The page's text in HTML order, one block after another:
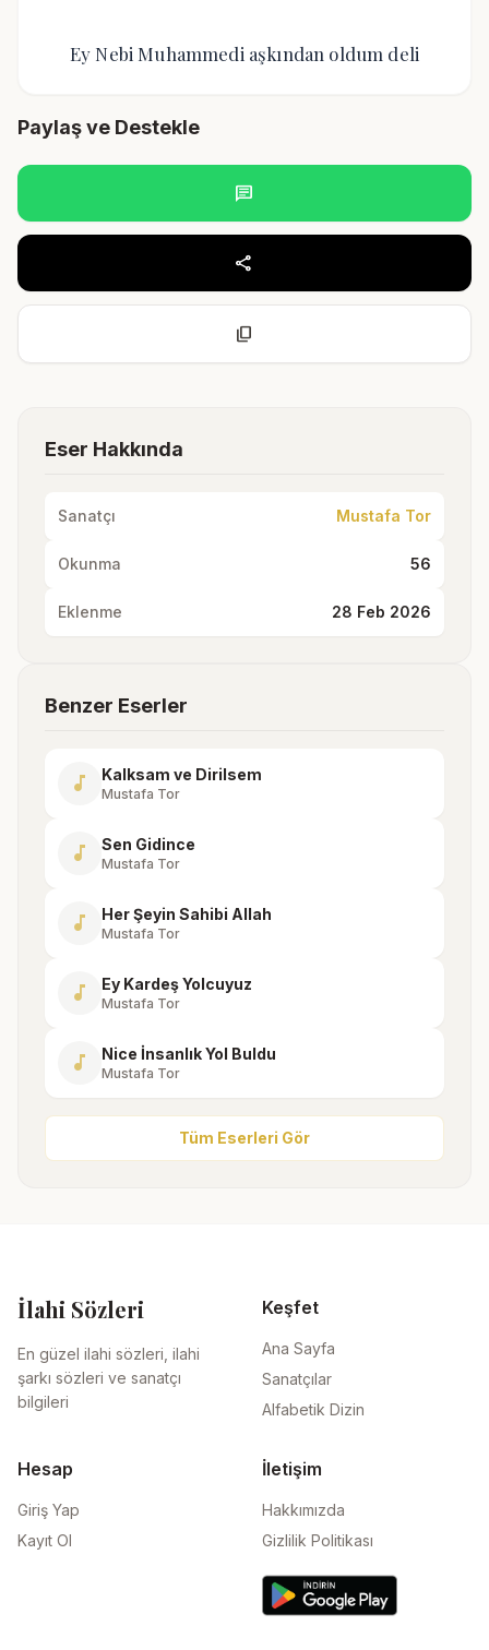
Ey Nebi Muhammedi aşkından oldum deli
Paylaş ve Destekle
chat
share
content_copy
Eser Hakkında
Sanatçı Mustafa Tor
Okunma 56
Eklenme 28 Feb 2026
Benzer Eserler
music_note Kalksam ve Dirilsem
Mustafa Tor
music_note Sen Gidince
Mustafa Tor
music_note Her Şeyin Sahibi Allah
Mustafa Tor
music_note Ey Kardeş Yolcuyuz
Mustafa Tor
music_note Nice İnsanlık Yol Buldu
Mustafa Tor
Tüm Eserleri Gör
İlahi Sözleri
En güzel ilahi sözleri, ilahi
şarkı sözleri ve sanatçı
bilgileri
Keşfet
Ana Sayfa
Sanatçılar
Alfabetik Dizin
Hesap
Giriş Yap
Kayıt Ol
İletişim
Hakkımızda
Gizlilik Politikası